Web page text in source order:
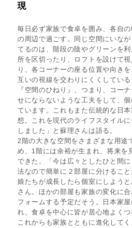
現
毎日必ず家族で食卓を囲み、各自
の周辺で過ごす。同じ空間にいな
てるのは、階段の陰やグリーンを
所を区切ったり、ロフトを設けて
り、各コーナーの座る位置や向き
互いの視線を交わりにくくしてい
『空間のひねり』、つまり、コー
せにならないような工夫をして、
ています。これもまた伝統的な日
想。これを現代のライフスタイル
しました」と蘇理さんは語る。
2階の大きな空間をさまざまな用途
め、1階には余裕が生まれ、将来を
できた。「今は広々としたひと間
法なので簡単に２部屋に分けること
娘たちが成長したら個室にしよう
さん。ほかの部屋も家族の変化に
フォームする予定だそう。日本家
れ、食卓を中心に皆が居心地よくつ
これからも家族とともに進化してく